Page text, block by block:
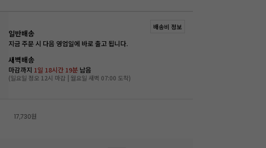
일반배송
지금 주문 시 다음 영업일에 바로 출고 됩니다.
새벽배송
마감까지 1일 18시간 19분 남음
(일요일 정오 12시 마감 | 월요일 새벽 07:00 도착)
배송비 정보
17,730원